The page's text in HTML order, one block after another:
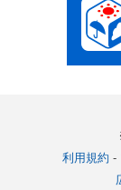
利用規約 -